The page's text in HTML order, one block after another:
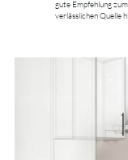
gute Empfehlung
verlässlichen Quelle